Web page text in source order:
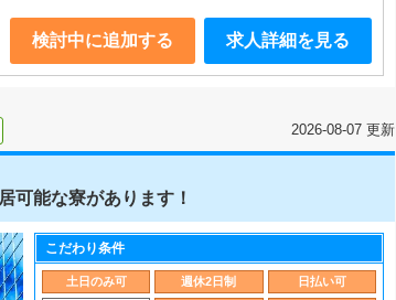
検討中に追加する 求人詳細を見る
2026-08-07 更新
可能な寮があります！
こだわり条件
土日のみ可 週休2日制 日払い可